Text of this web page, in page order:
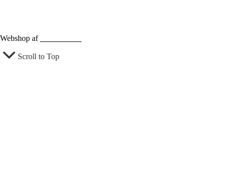
Webshop af
Scroll to Top